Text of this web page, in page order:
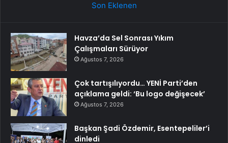
Son Eklenen
Havza’da Sel Sonrası Yıkım
Çalışmaları Sürüyor
Ağustos 7, 2026
Çok tartışılıyordu… YENİ Parti’den
açıklama geldi: ‘Bu logo değişecek’
Ağustos 7, 2026
Başkan Şadi Özdemir, Esentepeliler’i
dinledi